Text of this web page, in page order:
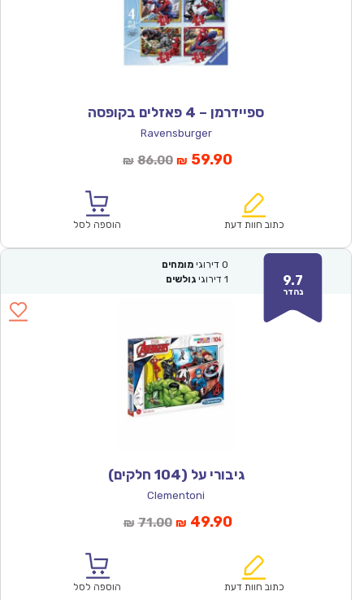
ספיידרמן – 4 פאזלים בקופסה
Ravensburger
₪ 86.00המחיר
₪86.00.
₪ 59.90המחיר
הוא:
כתוב חוות דעת הוספה לסל
9.7
נהדר
0 דירוגי מומחים
1 דירוגי גולשים
גיבורי על (104 חלקים)
Clementoni
₪ 71.00המחיר
₪71.00.
₪ 49.90המחיר
הוא:
כתוב חוות דעת הוספה לסל